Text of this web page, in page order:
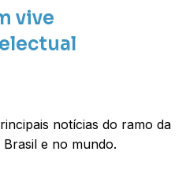
vive
notícias do ramo da
e no mundo.